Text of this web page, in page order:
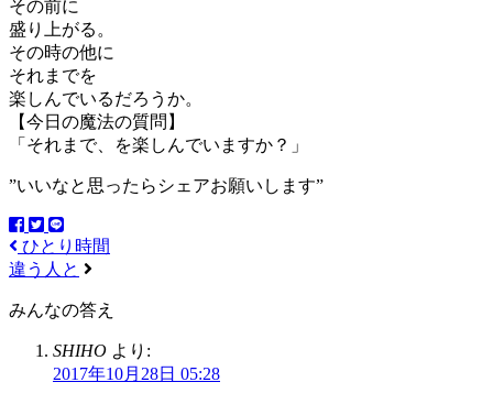
その前に
盛り上がる。
その時の他に
それまでを
楽しんでいるだろうか。
【今日の魔法の質問】
「それまで、を楽しんでいますか？」
”いいなと思ったらシェアお願いします”
ひとり時間
違う人と
みんなの答え
SHIHO より:
2017年10月28日 05:28